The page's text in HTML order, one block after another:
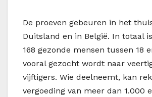
De proeven gebeuren in het
Duitsland en in België. In totaal
168 gezonde mensen tussen 18
vooral gezocht wordt naar
vijftigers. Wie deelneemt, kan
vergoeding van meer dan 1.000